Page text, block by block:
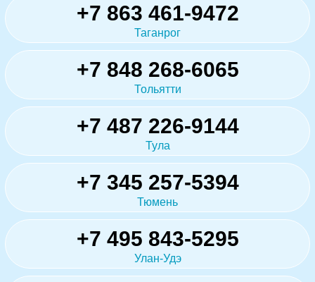
+7 863 461-9472
Таганрог
+7 848 268-6065
Тольятти
+7 487 226-9144
Тула
+7 345 257-5394
Тюмень
+7 495 843-5295
Улан-Удэ